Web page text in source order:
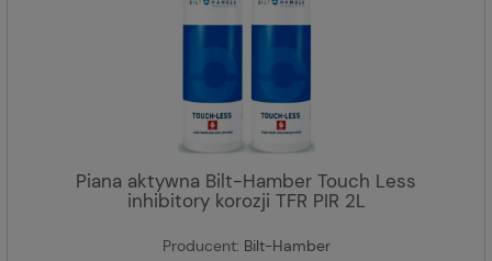
Piana aktywna Bilt-Hamber Touch Less
inhibitory korozji TFR PIR 2L
Producent: Bilt-Hamber